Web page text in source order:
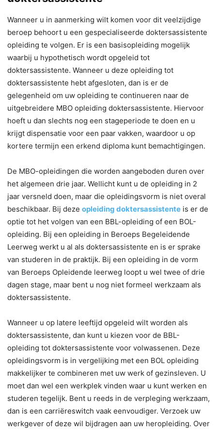
Wanneer u in aanmerking wilt komen voor dit veelzijdige
beroep behoort u een gespecialiseerde doktersassistente
opleiding te volgen. Er is een basisopleiding mogelijk
waarbij u hypothetisch wordt opgeleid tot
doktersassistente. Wanneer u deze opleiding tot
doktersassistente hebt afgesloten, dan is er de
gelegenheid om uw opleiding te continueren naar de
uitgebreidere MBO opleiding doktersassistente. Hiervoor
hoeft u dan slechts nog een stageperiode te doen en u
krijgt dispensatie voor een paar vakken, waardoor u op
kortere termijn een erkend diploma kunt bemachtigingen.
De MBO-opleidingen die worden aangeboden duren over
het algemeen drie jaar. Wellicht kunt u de opleiding in 2
jaar versneld doen, maar die opleidingsvorm is niet overal
beschikbaar. Bij deze opleiding doktersassistente is er de
optie tot het volgen van een BBL-opleiding of een BOL-
opleiding. Bij een opleiding in Beroeps Begeleidende
Leerweg werkt u al als doktersassistente en is er sprake
van studeren in de praktijk. Bij een opleiding in de vorm
van Beroeps Opleidende leerweg loopt u wel twee of drie
dagen stage, maar bent u nog niet formeel werkzaam als
doktersassistente.
Wanneer u op latere leeftijd opgeleid wilt worden als
doktersassistente, dan kunt u kiezen voor de BBL-
opleiding tot doktersassistente voor volwassenen. Deze
opleidingsvorm is in vergelijking met een BOL opleiding
makkelijker te combineren met uw werk of gezinsleven. U
moet dan wel een werkplek vinden waar u kunt werken en
studeren tegelijk. Bent u reeds in de verpleging werkzaam,
dan is een carriëreswitch vaak eenvoudiger. Verzoek uw
werkgever of deze wil bijdragen aan uw heropleiding. Over